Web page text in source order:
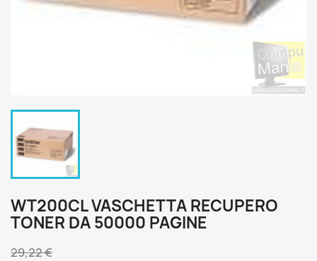
WT200CL VASCHETTA RECUPERO
TONER DA 50000 PAGINE
29,22 €